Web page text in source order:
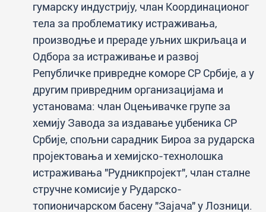
гумарску индустрију, члан Координационог
тела за проблематику истраживања,
производње и прераде уљних шкриљаца и
Одбора за истраживање и развој
Републичке привредне коморе СР Србије, а у
другим привредним организацијама и
установама: члан Оцењивачке групе за
хемију Завода за издавање уџбеника СР
Србије, спољни сарадник Бироа за рударска
пројектовања и хемијско-технолошка
истраживања "Рудникпројект", члан сталне
стручне комисије у Рударско-
топионичарском басену "Зајача" у Лозници.